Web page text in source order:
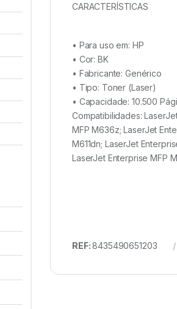
CARACTERÍSTICAS
• Para uso em: HP
• Cor: BK
• Fabricante:Genérico
• Tipo: Toner (Laser)
• Capacidade:10.500
Compatibilidades:
MFP M636z; LaserJet
M611dn; LaserJet
LaserJet Enterprise MFP
REF:8435490651203